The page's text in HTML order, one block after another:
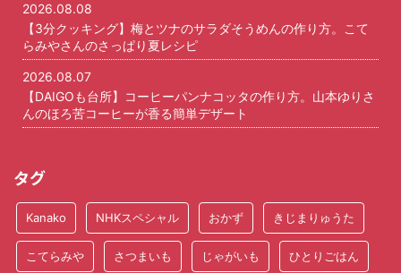
2026.08.08
【3分クッキング】梅とツナのサラダそうめんの作り方。こて
らみやさんのさっぱり夏レシピ
2026.08.07
【DAIGOも台所】コーヒーパンナコッタの作り方。山本ゆりさ
んのほろ苦コーヒーが香る簡単デザート
タグ
Kanako NHKスペシャル おかず きじまりゅうた
こてらみや さつまいも じゃがいも ひとりごはん